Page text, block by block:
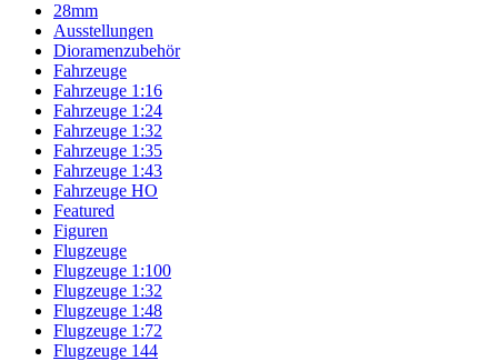
28mm
Ausstellungen
Dioramenzubehör
Fahrzeuge
Fahrzeuge 1:16
Fahrzeuge 1:24
Fahrzeuge 1:32
Fahrzeuge 1:35
Fahrzeuge 1:43
Fahrzeuge HO
Featured
Figuren
Flugzeuge
Flugzeuge 1:100
Flugzeuge 1:32
Flugzeuge 1:48
Flugzeuge 1:72
Flugzeuge 144